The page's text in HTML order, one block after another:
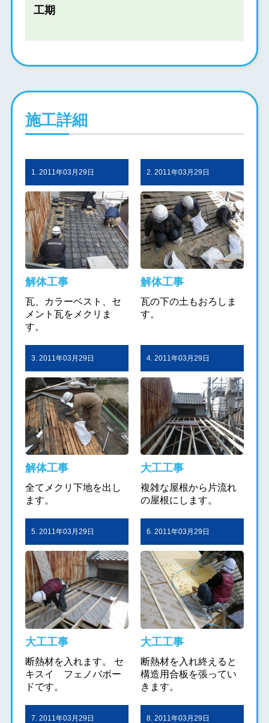
工期
施工詳細
1. 2011年03月29日
解体工事
瓦、カラーベスト、セ
メント瓦をメクリま
す。
2. 2011年03月29日
解体工事
瓦の下の土もおろしま
す。
3. 2011年03月29日
解体工事
全てメクリ下地を出し
ます。
4. 2011年03月29日
大工工事
複雑な屋根から片流れ
の屋根にします。
5. 2011年03月29日
大工工事
断熱材を入れます。 セ
キスイ フェノバボー
ドです。
6. 2011年03月29日
大工工事
断熱材を入れ終えると
構造用合板を張ってい
きます。
7. 2011年03月29日 8. 2011年03月29日